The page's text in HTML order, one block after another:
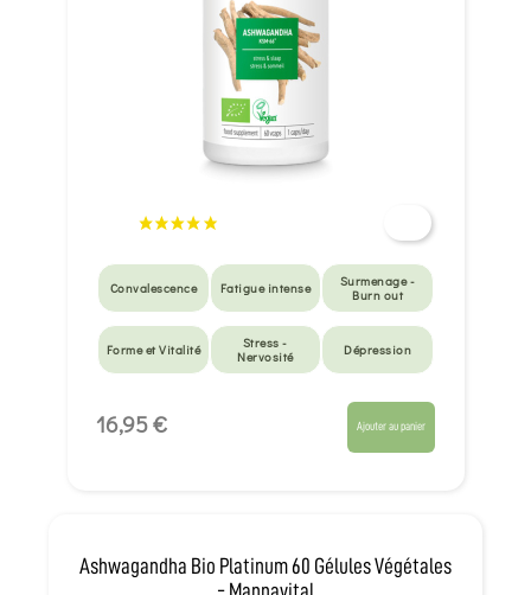
Convalescence Fatigue intense
Surmenage -
Burn out
Forme et Vitalité
Stress -
Nervosité
Dépression
16,95 € Ajouter au panier
Ashwagandha Bio Platinum 60 Gélules Végétales